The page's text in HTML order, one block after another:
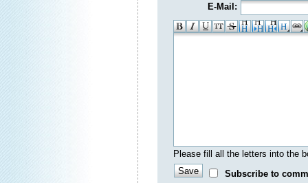
E-Mail:
Please fill all the letters into the
Subscribe to